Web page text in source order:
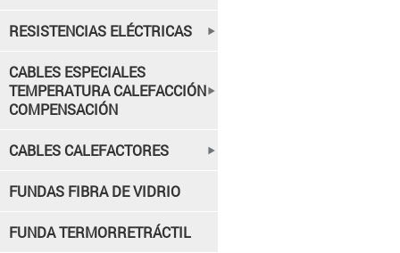
RESISTENCIAS ELÉCTRICAS
CABLES ESPECIALES
TEMPERATURA CALEFACCIÓN
COMPENSACIÓN
CABLES CALEFACTORES
FUNDAS FIBRA DE VIDRIO
FUNDA TERMORRETRÁCTIL